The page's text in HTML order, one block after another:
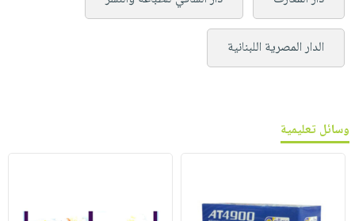
الدار المصرية اللبنانية
وسائل تعليمية